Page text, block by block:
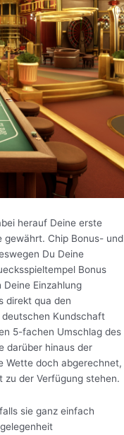
herauf Deine erste
gewährt. Chip Bonus- und
Du Deine
Bonus
Einzahlung
direkt qua den
deutschen Kundschaft
5-fachen Umschlag des
darüber hinaus der
Wette doch abgerechnet,
zu der Verfügung stehen.
sie ganz einfach